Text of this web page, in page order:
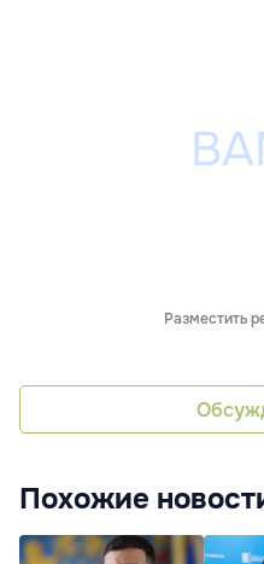
Разместить
Похожие